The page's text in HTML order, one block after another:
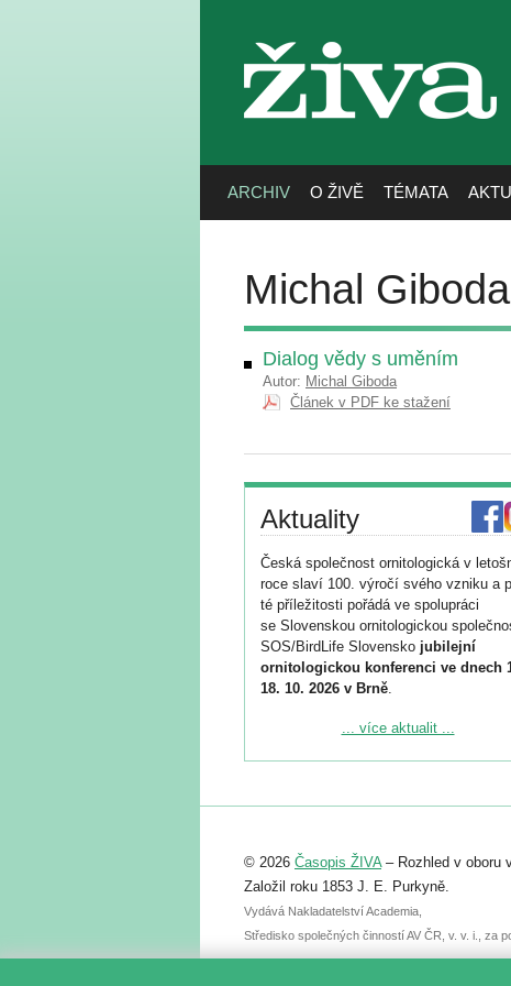
živa
ARCHIV O ŽIVĚ TÉMATA
Michal Giboda
Dialog vědy s uměním
Autor: Michal Giboda
Článek v PDF ke stažení
Aktuality
Česká společnost ornitologická v
roce slaví 100. výročí svého vzniku a
té příležitosti pořádá ve spolupráci
se Slovenskou ornitologickou
SOS/BirdLife Slovensko jubilejní
ornitologickou konferenci ve dnech
18. 10. 2026 v Brně.
Podrobnější informace ke konferenci
Registrovat se můžete do 6. září.
abstraktu přihlášené přednášky nebo
posteru je už 30. června.
... více aktualit ...
© 2026 Časopis ŽIVA– Rozhled v oboru
Založil roku 1853 J. E. Purkyně.
Vydává Nakladatelství Academia,
Středisko společných činností AV ČR, v. v. i., za